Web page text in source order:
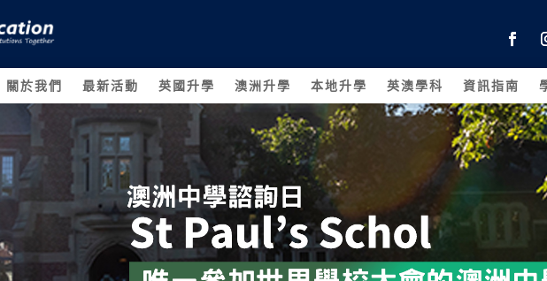
關於我們 最新活動 英國升學 澳洲升學 本地升學 英澳學科 資訊指南